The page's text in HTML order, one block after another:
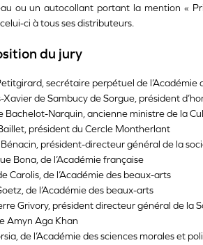
ou un autocollant portant la mention «
ci à tous ses distributeurs.
du jury
secrétaire perpétuel de l’Académie
Xavier de Sambucy de Sorgue, président
Bachelot-Narquin, ancienne ministre de la
président du Cercle Montherlant
président-directeur général de la
Bona, de l’Académie française
Carolis, de l’Académie des beaux-arts
de l’Académie des beaux-arts
Grivory, président directeur général de la
Amyn Aga Khan
de l’Académie des sciences morales et